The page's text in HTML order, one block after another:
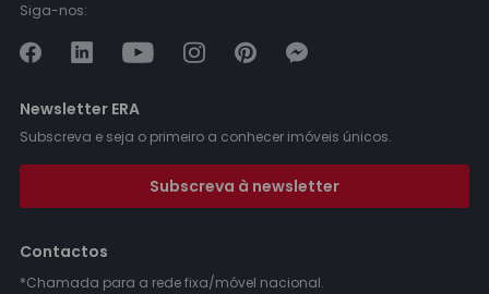
Siga-nos:
Newsletter ERA
Subscreva e seja o primeiro a conhecer imóveis únicos.
Subscreva à newsletter
Contactos
*Chamada para a rede fixa/móvel nacional.